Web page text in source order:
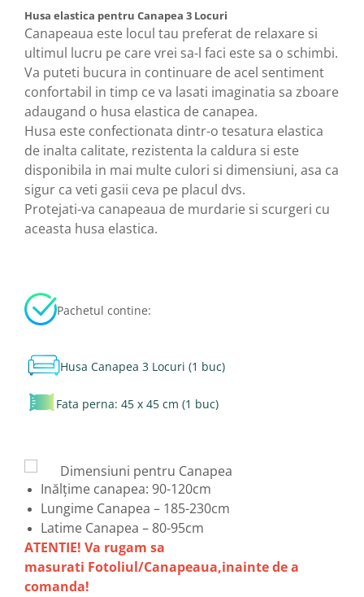
Husa elastica pentru Canapea 3 Locuri
Canapeaua este locul tau preferat de relaxare si
ultimul lucru pe care vrei sa-l faci este sa o schimbi.
Va puteti bucura in continuare de acel sentiment
confortabil in timp ce va lasati imaginatia sa zboare
adaugand o husa elastica de canapea.
Husa este confectionata dintr-o tesatura elastica
de inalta calitate, rezistenta la caldura si este
disponibila in mai multe culori si dimensiuni, asa ca
sigur ca veti gasii ceva pe placul dvs.
Protejati-va canapeaua de murdarie si scurgeri cu
aceasta husa elastica.
Pachetul contine:
Husa Canapea 3 Locuri (1 buc)
Fata perna: 45 x 45 cm (1 buc)
Dimensiuni pentru Canapea
Inălțime canapea: 90-120cm
Lungime Canapea – 185-230cm
Latime Canapea – 80-95cm
ATENTIE! Va rugam sa
masurati Fotoliul/Canapeaua,inainte de a
comanda!